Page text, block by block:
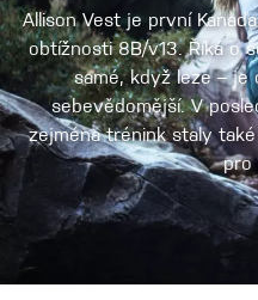
Allison Vest je první
obtížnosti 8B/v13. Říká o
samé, když leze – je
sebevědomější. V
zejména trénink staly
pro